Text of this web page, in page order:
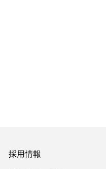
採用情報